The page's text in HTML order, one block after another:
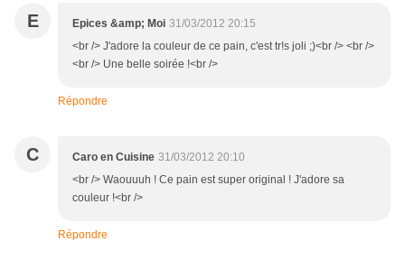
E Epices &amp; Moi 31/03/2012 20:15
<br /> J'adore la couleur de ce pain, c'est tr!s joli ;)<br /> <br />
<br /> Une belle soirée !<br />
Répondre
C Caro en Cuisine 31/03/2012 20:10
<br /> Waouuuh ! Ce pain est super original ! J'adore sa
couleur !<br />
Répondre